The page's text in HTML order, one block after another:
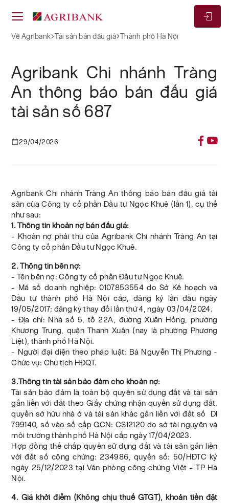
Về Agribank Tài sản bán đấu giá Thành phố Hà Nội
Agribank Chi nhánh Tràng
An thông báo bán đấu giá
tài sản số 687
29/04/2026
Agribank Chi nhánh Tràng An thông báo bán đấu giá tài
sản của Công ty cổ phần Đầu tư Ngọc Khuê (lần 1), cụ thể
như sau:
1. Thông tin khoản nợ bán đấu giá:
- Khoản nợ phải thu của Agribank Chi nhánh Tràng An tại
Công ty cổ phần Đầu tư Ngọc Khuê.
2. Thông tin bên nợ:
- Tên bên nợ: Công ty cổ phần Đầu tư Ngọc Khuê.
- Mã số doanh nghiệp: 0107853554 do Sở Kế hoạch và
Đầu tư thành phố Hà Nội cấp, đăng ký lần đầu ngày
19/05/2017; đăng ký thay đổi lần thứ 4, ngày 03/04/2024.
- Địa chỉ: Nhà số 5, tổ 22A, đường Xuân Hồng, phường
Khương Trung, quận Thanh Xuân (nay là phường Phương
Liệt), thành phố Hà Nội.
- Người đại diện theo pháp luật: Bà Nguyễn Thị Phương -
Chức vụ: Chủ tịch HĐQT.
3.Thông tin tài sản bảo đảm cho khoản nợ:
Tài sản bảo đảm là toàn bộ quyền sử dụng đất và tài sản
gắn liền với đất theo Giấy chứng nhận quyền sử dụng đất,
quyền sở hữu nhà ở và tài sản khác gắn liền với đất số DI
799140, số vào sổ cấp GCN: CS12120 do sở tài nguyên và
môi trường thành phố Hà Nội cấp ngày 17/04/2023.
Hợp đồng thế chấp quyền sử dụng đất và tài sản gắn liền
với đất số công chứng: 234986, quyển số: 50/HĐTC ký
ngày 25/12/2023 tại Văn phòng công chứng Việt – TP Hà
Nội.
4. Giá khởi điểm (Không chịu thuế GTGT), khoản tiền đặt